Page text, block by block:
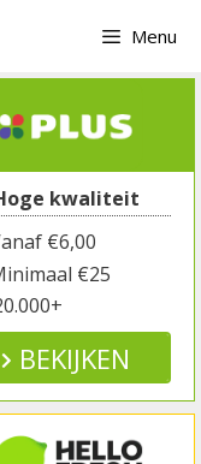
Menu
kwaliteit
€6,00
€25
BEKIJKEN